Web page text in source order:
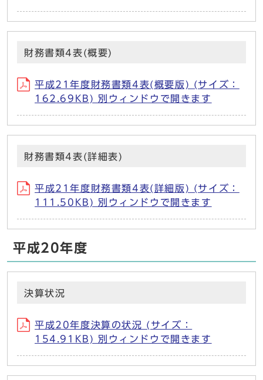
財務書類4表(概要)
平成21年度財務書類4表(概要版) (サイズ：
162.69KB) 別ウィンドウで開きます
財務書類4表(詳細表)
平成21年度財務書類4表(詳細版) (サイズ：
111.50KB) 別ウィンドウで開きます
平成20年度
決算状況
平成20年度決算の状況 (サイズ：
154.91KB) 別ウィンドウで開きます